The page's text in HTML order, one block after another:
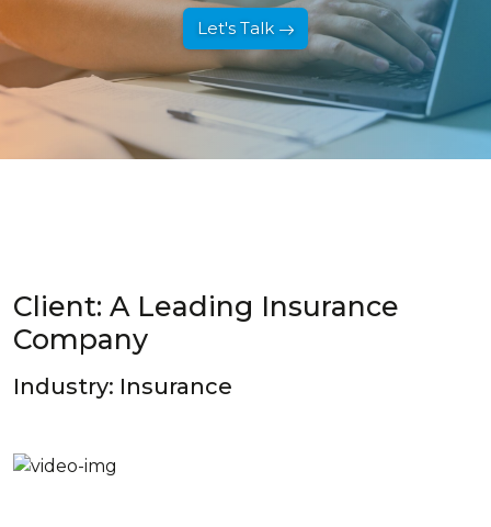
Let's Talk
Client: A Leading Insurance
Company
Industry: Insurance